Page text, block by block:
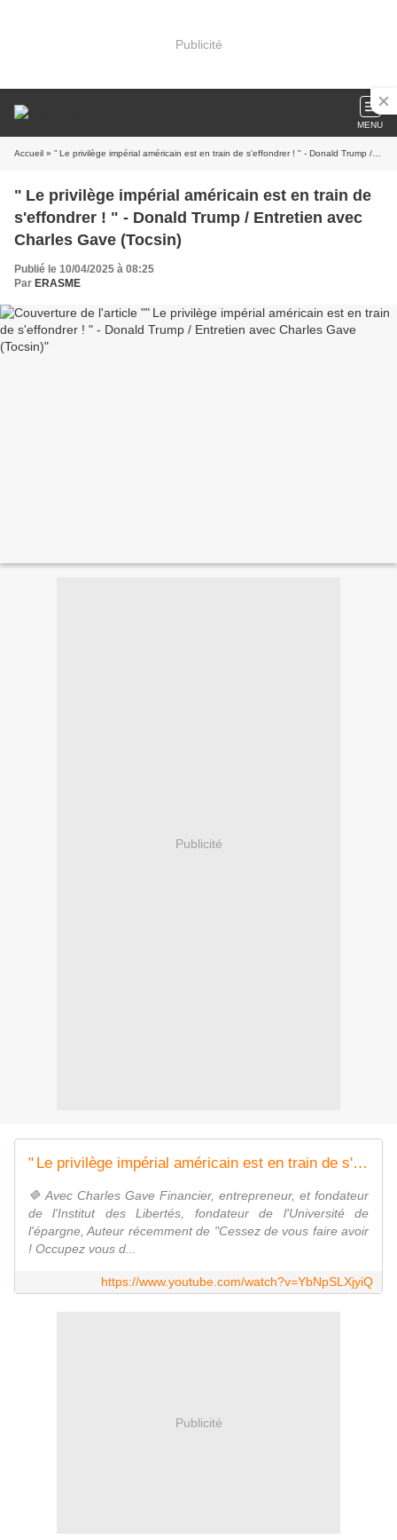
Publicité
MENU
Accueil » " Le privilège impérial américain est en train de s'effondrer ! " - Donald Trump / Entretien avec Charles Gave (Tocsin)
" Le privilège impérial américain est en train de
s'effondrer ! " - Donald Trump / Entretien avec
Charles Gave (Tocsin)
Publié le 10/04/2025 à 08:25
Par ERASME
Publicité
" Le privilège impérial américain est en train de s'effondrer ! " - Donald Trump
🔷 Avec Charles Gave Financier, entrepreneur, et fondateur
de l'Institut des Libertés, fondateur de l'Université de
l'épargne, Auteur récemment de "Cessez de vous faire avoir
! Occupez vous d...
https://www.youtube.com/watch?v=YbNpSLXjyiQ
Publicité